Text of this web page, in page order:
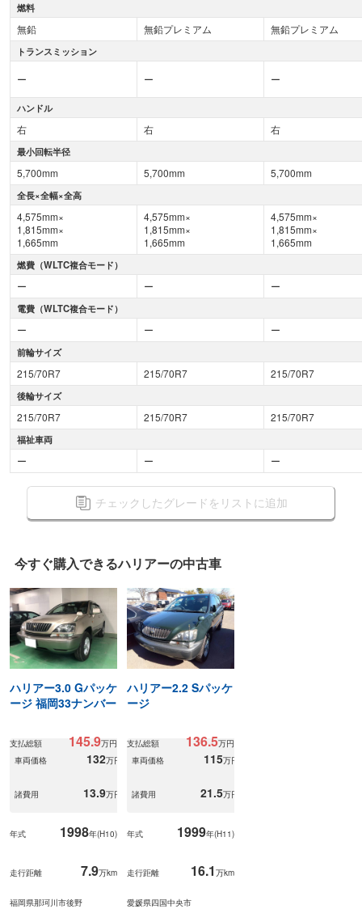
燃料
無鉛 無鉛プレミアム 無鉛プレミアム
トランスミッション
ー ー ー
ハンドル
右 右 右
最小回転半径
5,700mm 5,700mm 5,700mm
全長×全幅×全高
4,575mm×
1,815mm×
1,665mm
4,575mm×
1,815mm×
1,665mm
4,575mm×
1,815mm×
1,665mm
燃費（WLTC複合モード）
ー ー ー
電費（WLTC複合モード）
ー ー ー
前輪サイズ
215/70R7 215/70R7 215/70R7
後輪サイズ
215/70R7 215/70R7 215/70R7
福祉車両
ー ー ー
チェックしたグレードをリストに追加
今すぐ購入できるハリアーの中古車
ハリアー3.0 Gパッケ
ージ 福岡33ナンバー
支払総額 145.9万円
車両価格
132万円
諸費用 13.9万円
年式 1998年(H10)
走行距離 7.9万km
福岡県那珂川市後野
ハリアー2.2 Sパッケ
ージ
支払総額 136.5万円
車両価格
115万円
諸費用 21.5万円
年式 1999年(H11)
走行距離 16.1 万km
愛媛県四国中央市